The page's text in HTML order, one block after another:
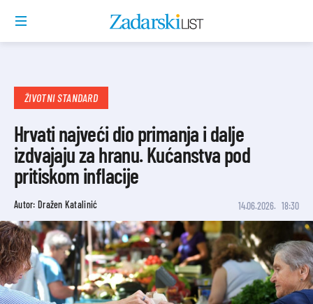
ŽIVOTNI STANDARD
Hrvati najveći dio primanja i dalje
izdvajaju za hranu. Kućanstva pod
pritiskom inflacije
Autor: Dražen Katalinić 14.06.2026. 18:30